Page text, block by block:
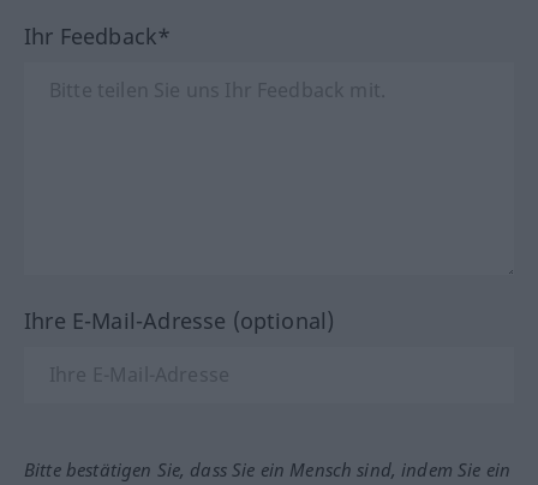
Ihr Feedback*
Ihre E-Mail-Adresse (optional)
Bitte bestätigen Sie, dass Sie ein Mensch sind, indem Sie ein